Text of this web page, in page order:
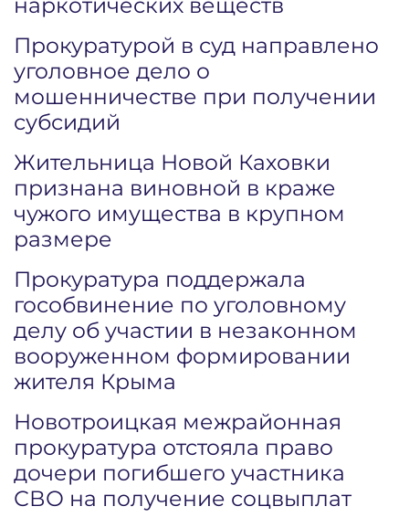
наркотических веществ
Прокуратурой в суд направлено
уголовное дело о
мошенничестве при получении
субсидий
Жительница Новой Каховки
признана виновной в краже
чужого имущества в крупном
размере
Прокуратура поддержала
гособвинение по уголовному
делу об участии в незаконном
вооруженном формировании
жителя Крыма
Новотроицкая межрайонная
прокуратура отстояла право
дочери погибшего участника
СВО на получение соцвыплат